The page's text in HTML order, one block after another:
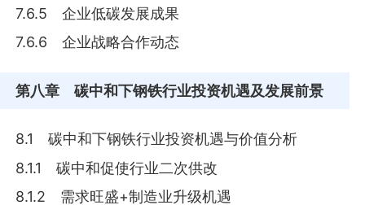
7.6.5 企业低碳发展成果
7.6.6 企业战略合作动态
第八章 碳中和下钢铁行业投资机遇及发展前景
8.1 碳中和下钢铁行业投资机遇与价值分析
8.1.1 碳中和促使行业二次供改
8.1.2 需求旺盛+制造业升级机遇